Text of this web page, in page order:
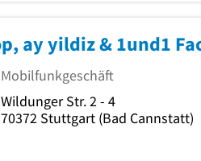
Mobilfunkgeschäft
Wildunger Str. 2 - 4
70372 Stuttgart (Bad Cannstatt)